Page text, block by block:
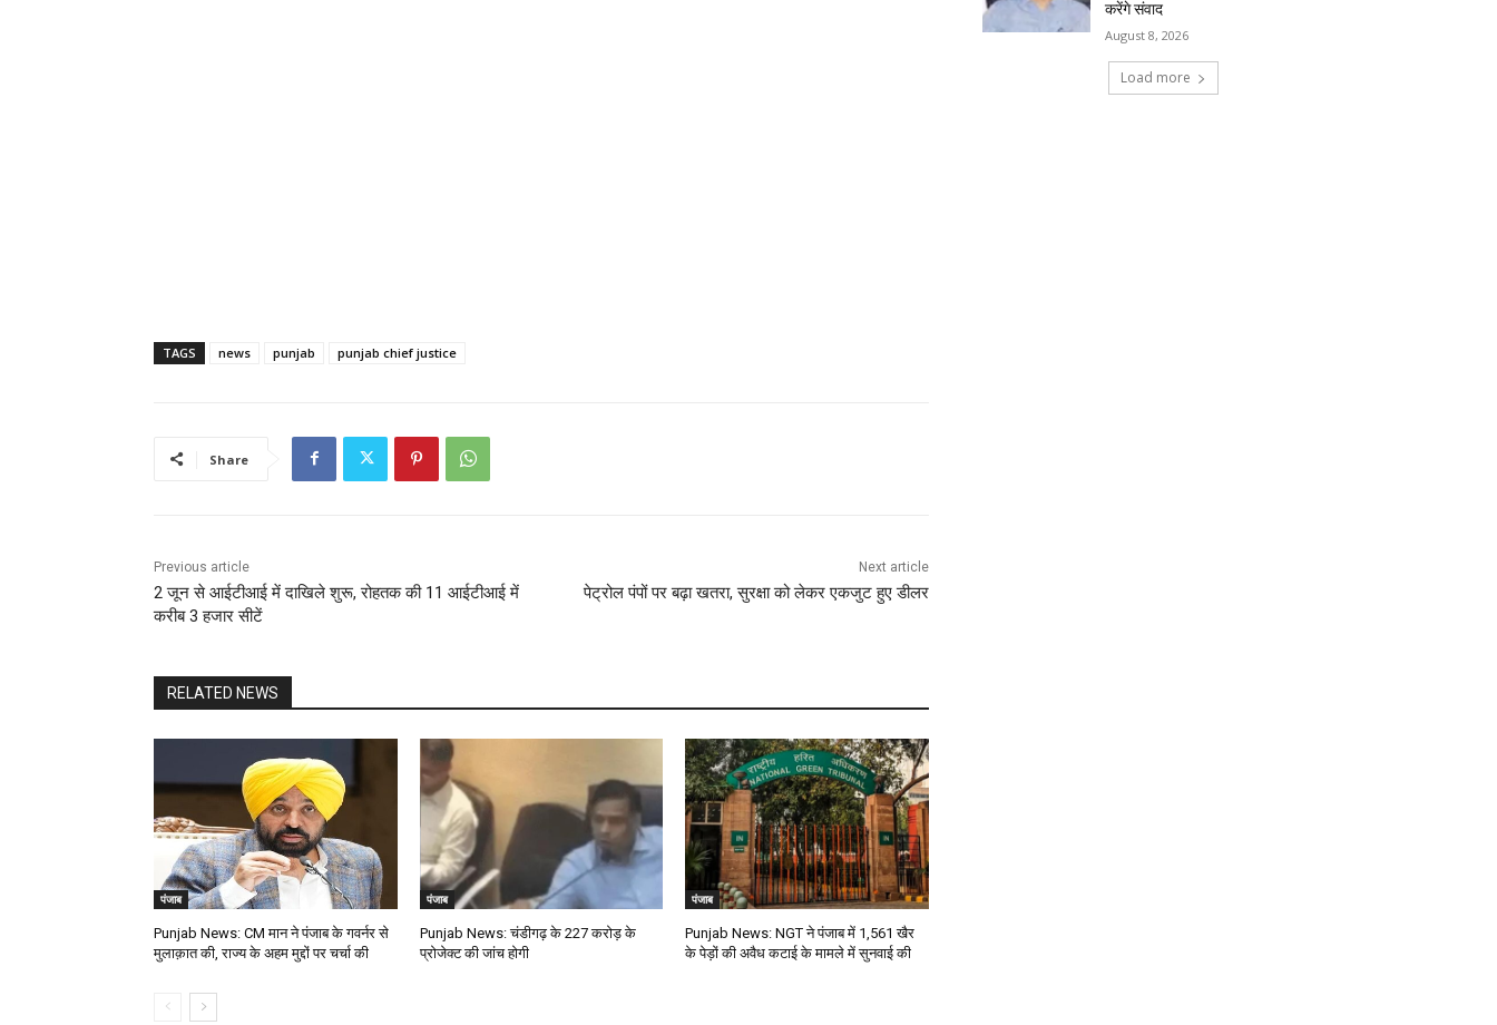
TAGS news punjab punjab chief justice
Share
Previous article
2 जून से आईटीआई में दाखिले शुरू, रोहतक की 11 आईटीआई में
करीब 3 हजार सीटें
Next article
पेट्रोल पंपों पर बढ़ा खतरा, सुरक्षा को लेकर एकजुट हुए डीलर
RELATED NEWS
पंजाब
Punjab News: CM मान ने पंजाब के गवर्नर से
मुलाक़ात की, राज्य के अहम मुद्दों पर चर्चा की
पंजाब
Punjab News: चंडीगढ़ के ₹227 करोड़ के
प्रोजेक्ट की जांच होगी
पंजाब
Punjab News: NGT ने पंजाब में 1,561 खैर
के पेड़ों की अवैध कटाई के मामले में सुनवाई की
करेंगे संवाद
August 8, 2026
Load more